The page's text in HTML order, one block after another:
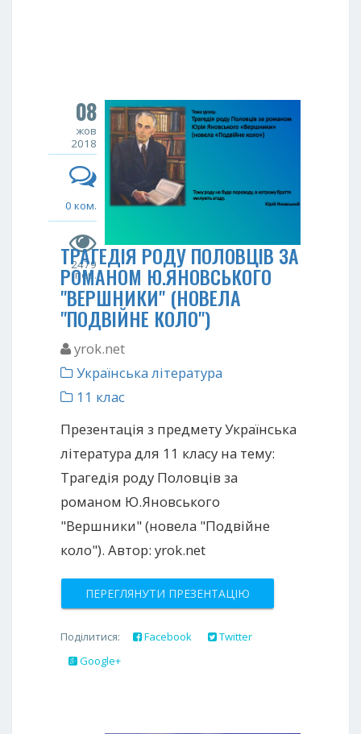
08
жов
2018
0 ком.
2479
пер.
ТРАГЕДІЯ РОДУ ПОЛОВЦІВ ЗА
РОМАНОМ Ю.ЯНОВСЬКОГО
"ВЕРШНИКИ" (НОВЕЛА
"ПОДВІЙНЕ КОЛО")
yrok.net
Українська література
11 клас
Презентація з предмету Українська
література для 11 класу на тему:
Трагедія роду Половців за
романом Ю.Яновського
"Вершники" (новела "Подвійне
коло"). Автор: yrok.net
ПЕРЕГЛЯНУТИ ПРЕЗЕНТАЦІЮ
Поділитися: Facebook
Twitter
Google+